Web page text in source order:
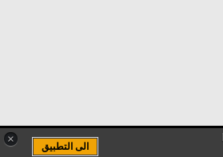
×
الى التطبيق